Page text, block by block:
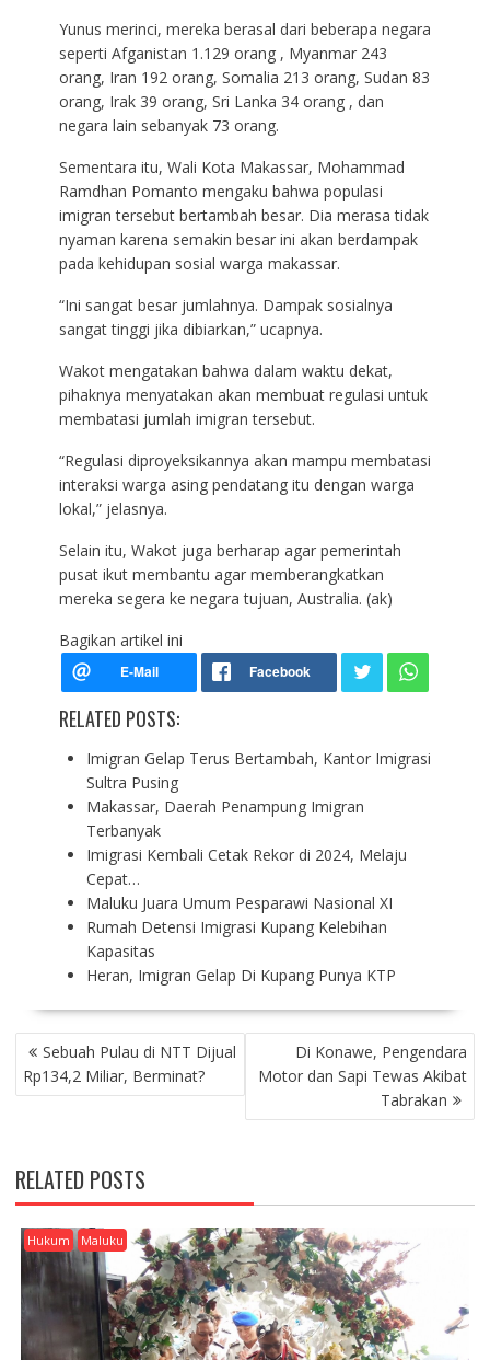
Yunus merinci, mereka berasal dari beberapa negara
seperti Afganistan 1.129 orang , Myanmar 243
orang, Iran 192 orang, Somalia 213 orang, Sudan 83
orang, Irak 39 orang, Sri Lanka 34 orang , dan
negara lain sebanyak 73 orang.
Sementara itu, Wali Kota Makassar, Mohammad
Ramdhan Pomanto mengaku bahwa populasi
imigran tersebut bertambah besar. Dia merasa tidak
nyaman karena semakin besar ini akan berdampak
pada kehidupan sosial warga makassar.
“Ini sangat besar jumlahnya. Dampak sosialnya
sangat tinggi jika dibiarkan,” ucapnya.
Wakot mengatakan bahwa dalam waktu dekat,
pihaknya menyatakan akan membuat regulasi untuk
membatasi jumlah imigran tersebut.
“Regulasi diproyeksikannya akan mampu membatasi
interaksi warga asing pendatang itu dengan warga
lokal,” jelasnya.
Selain itu, Wakot juga berharap agar pemerintah
pusat ikut membantu agar memberangkatkan
mereka segera ke negara tujuan, Australia. (ak)
Bagikan artikel ini
RELATED POSTS:
Imigran Gelap Terus Bertambah, Kantor Imigrasi
Sultra Pusing
Makassar, Daerah Penampung Imigran
Terbanyak
Imigrasi Kembali Cetak Rekor di 2024, Melaju
Cepat…
Maluku Juara Umum Pesparawi Nasional XI
Rumah Detensi Imigrasi Kupang Kelebihan
Kapasitas
Heran, Imigran Gelap Di Kupang Punya KTP
P
O
S
A
V
I
G
A
T
Sebuah Pulau di NTT Dijual
Rp134,2 Miliar, Berminat?
Di Konawe, Pengendara
Motor dan Sapi Tewas Akibat
Tabrakan
RELATED POSTS
Hukum Maluku